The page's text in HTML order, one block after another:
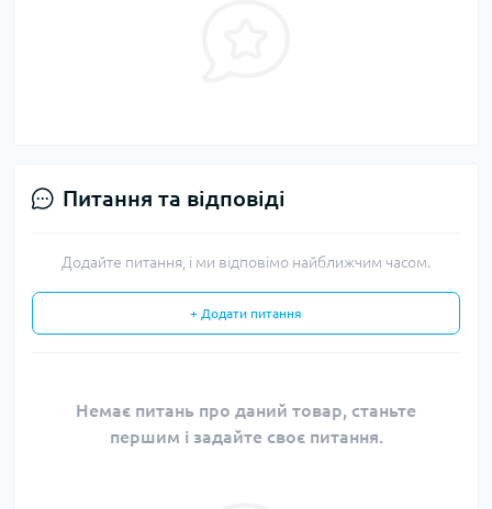
Питання та відповіді
Додайте питання, і ми відповімо найближчим часом.
+ Додати питання
Немає питань про даний товар, станьте
першим і задайте своє питання.